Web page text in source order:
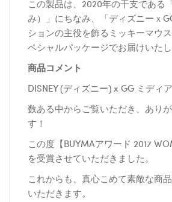
この製品は、2020年の干支である
み）」にちなみ、「ディズニーｘ
ションの主役を飾るミッキーマウ
ペシャルパッケージでお届けいたし
商品コメント
DISNEY (ディズニー) x GG ミディ
数ある中からご覧いただき、あり
す！
この度【BUYMAアワード 2017
を受賞させていただきました。
これからも、真心こめて素敵な商
いただきます。